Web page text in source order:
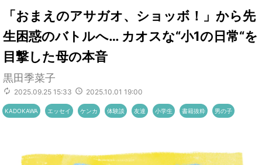
「おまえのアサガオ、ショッボ！」から先
生困惑のバトルへ… カオスな“小1の日常“を
目撃した母の本音
黒田季菜子
2025.09.25 15:33 2025.10.01 19:00
KADOKAWA エッセイ ケンカ 体験談 友達 小学生 書籍抜粋 男の子